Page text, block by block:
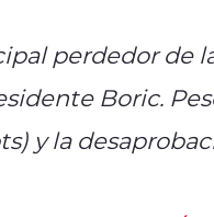
perdedor de
Boric.
y la